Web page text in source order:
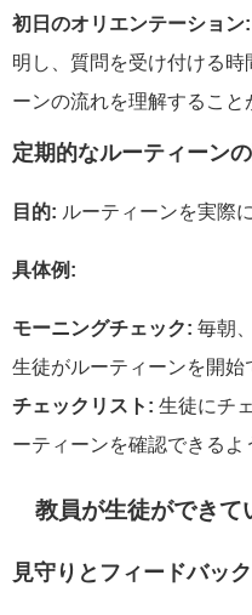
初日のオリエンテーション:
明し、質問を受け付ける
ーンの流れを理解すること
定期的なルーティーン
目的: ルーティーンを実際
具体例:
モーニングチェック: 毎朝
生徒がルーティーンを開始
チェックリスト: 生徒にチ
ーティーンを確認できるよ
教員が生徒ができて
見守りとフィードバック